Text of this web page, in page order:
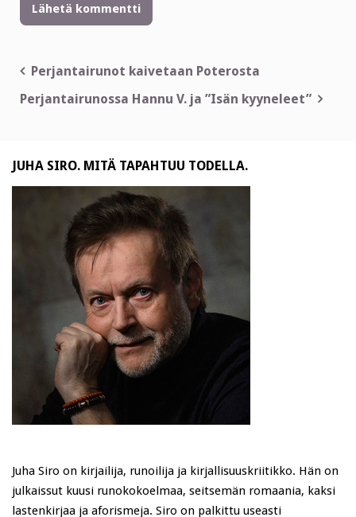
Artikkelien
selaus
Perjantairunot kaivetaan Poterosta
Perjantairunossa Hannu V. ja ”Isän kyyneleet”
JUHA SIRO. MITÄ TAPAHTUU TODELLA.
Juha Siro on kirjailija, runoilija ja kirjallisuuskriitikko. Hän on
julkaissut kuusi runokokoelmaa, seitsemän romaania, kaksi
lastenkirjaa ja aforismeja. Siro on palkittu useasti